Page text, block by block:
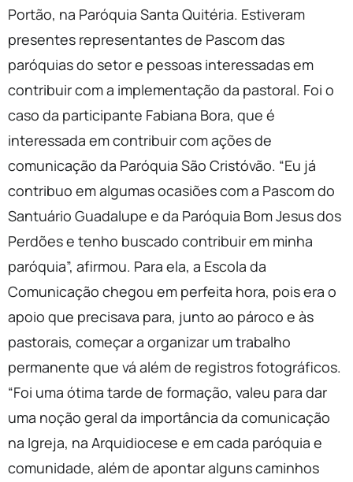
Portão, na Paróquia Santa Quitéria. Estiveram
presentes representantes de Pascom das
paróquias do setor e pessoas interessadas em
contribuir com a implementação da pastoral. Foi o
caso da participante Fabiana Bora, que é
interessada em contribuir com ações de
comunicação da Paróquia São Cristóvão. “Eu já
contribuo em algumas ocasiões com a Pascom do
Santuário Guadalupe e da Paróquia Bom Jesus dos
Perdões e tenho buscado contribuir em minha
paróquia”, afirmou. Para ela, a Escola da
Comunicação chegou em perfeita hora, pois era o
apoio que precisava para, junto ao pároco e às
pastorais, começar a organizar um trabalho
permanente que vá além de registros fotográficos.
“Foi uma ótima tarde de formação, valeu para dar
uma noção geral da importância da comunicação
na Igreja, na Arquidiocese e em cada paróquia e
comunidade, além de apontar alguns caminhos